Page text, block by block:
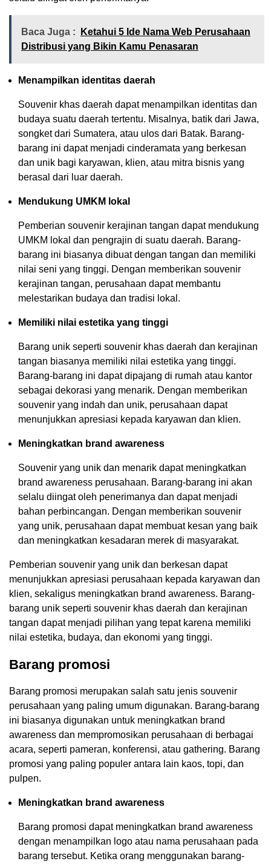
Baca Juga :
Ketahui 5 Ide Nama Web Perusahaan
Distribusi yang Bikin Kamu Penasaran
Menampilkan identitas daerah
Souvenir khas daerah dapat menampilkan identitas dan
budaya suatu daerah tertentu. Misalnya, batik dari Jawa,
songket dari Sumatera, atau ulos dari Batak. Barang-
barang ini dapat menjadi cinderamata yang berkesan
dan unik bagi karyawan, klien, atau mitra bisnis yang
berasal dari luar daerah.
Mendukung UMKM lokal
Pemberian souvenir kerajinan tangan dapat mendukung
UMKM lokal dan pengrajin di suatu daerah. Barang-
barang ini biasanya dibuat dengan tangan dan memiliki
nilai seni yang tinggi. Dengan memberikan souvenir
kerajinan tangan, perusahaan dapat membantu
melestarikan budaya dan tradisi lokal.
Memiliki nilai estetika yang tinggi
Barang unik seperti souvenir khas daerah dan kerajinan
tangan biasanya memiliki nilai estetika yang tinggi.
Barang-barang ini dapat dipajang di rumah atau kantor
sebagai dekorasi yang menarik. Dengan memberikan
souvenir yang indah dan unik, perusahaan dapat
menunjukkan apresiasi kepada karyawan dan klien.
Meningkatkan brand awareness
Souvenir yang unik dan menarik dapat meningkatkan
brand awareness perusahaan. Barang-barang ini akan
selalu diingat oleh penerimanya dan dapat menjadi
bahan perbincangan. Dengan memberikan souvenir
yang unik, perusahaan dapat membuat kesan yang baik
dan meningkatkan kesadaran merek di masyarakat.
Pemberian souvenir yang unik dan berkesan dapat
menunjukkan apresiasi perusahaan kepada karyawan dan
klien, sekaligus meningkatkan brand awareness. Barang-
barang unik seperti souvenir khas daerah dan kerajinan
tangan dapat menjadi pilihan yang tepat karena memiliki
nilai estetika, budaya, dan ekonomi yang tinggi.
Barang promosi
Barang promosi merupakan salah satu jenis souvenir
perusahaan yang paling umum digunakan. Barang-barang
ini biasanya digunakan untuk meningkatkan brand
awareness dan mempromosikan perusahaan di berbagai
acara, seperti pameran, konferensi, atau gathering. Barang
promosi yang paling populer antara lain kaos, topi, dan
pulpen.
Meningkatkan brand awareness
Barang promosi dapat meningkatkan brand awareness
dengan menampilkan logo atau nama perusahaan pada
barang tersebut. Ketika orang menggunakan barang-